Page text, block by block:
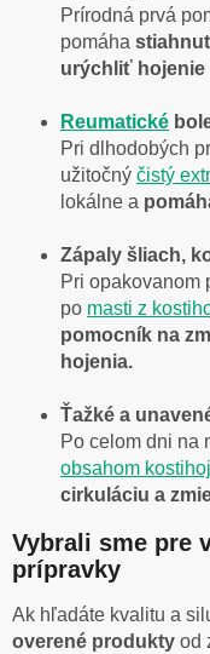
Prírodná prvá
pomáha
urýchliť hojenie
Reumatické
Pri dlhodobých
užitočný čistý
lokálne a
Zápaly šliach,
Pri opakovanom
po masti z
pomocník na
hojenia.
Ťažké a
Po celom dni na
obsahom
cirkuláciu a
Vybrali sme pre
prípravky
Ak hľadáte kvalitu a
overené produkty od